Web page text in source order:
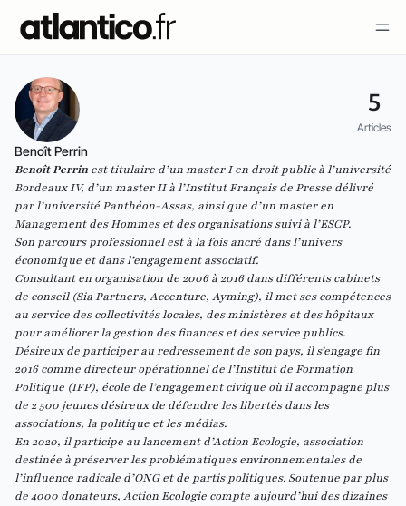
5
Articles
Benoît Perrin
Benoît Perrin est titulaire d’un master I en droit public à l’université
Bordeaux IV, d’un master II à l’Institut Français de Presse délivré
par l’université Panthéon-Assas, ainsi que d’un master en
Management des Hommes et des organisations suivi à l’ESCP.
Son parcours professionnel est à la fois ancré dans l’univers
économique et dans l’engagement associatif.
Consultant en organisation de 2006 à 2016 dans différents cabinets
de conseil (Sia Partners, Accenture, Ayming), il met ses compétences
au service des collectivités locales, des ministères et des hôpitaux
pour améliorer la gestion des finances et des service publics.
Désireux de participer au redressement de son pays, il s’engage fin
2016 comme directeur opérationnel de l’Institut de Formation
Politique (IFP), école de l’engagement civique où il accompagne plus
de 2 500 jeunes désireux de défendre les libertés dans les
associations, la politique et les médias.
En 2020, il participe au lancement d’Action Ecologie, association
destinée à préserver les problématiques environnementales de
l’influence radicale d’ONG et de partis politiques. Soutenue par plus
de 4000 donateurs, Action Ecologie compte aujourd’hui des dizaines